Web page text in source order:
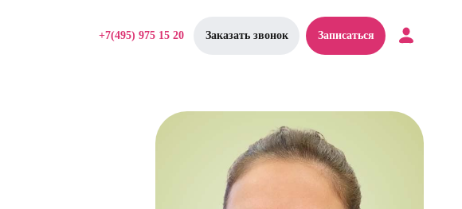
+7(495) 975 15 20 Заказать звонок Записаться